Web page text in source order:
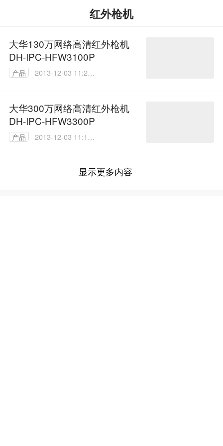
红外枪机
大华130万网络高清红外枪机
DH-IPC-HFW3100P
产品
2013-12-03 11:26:
大华300万网络高清红外枪机
DH-IPC-HFW3300P
产品
2013-12-03 11:10:
显示更多内容